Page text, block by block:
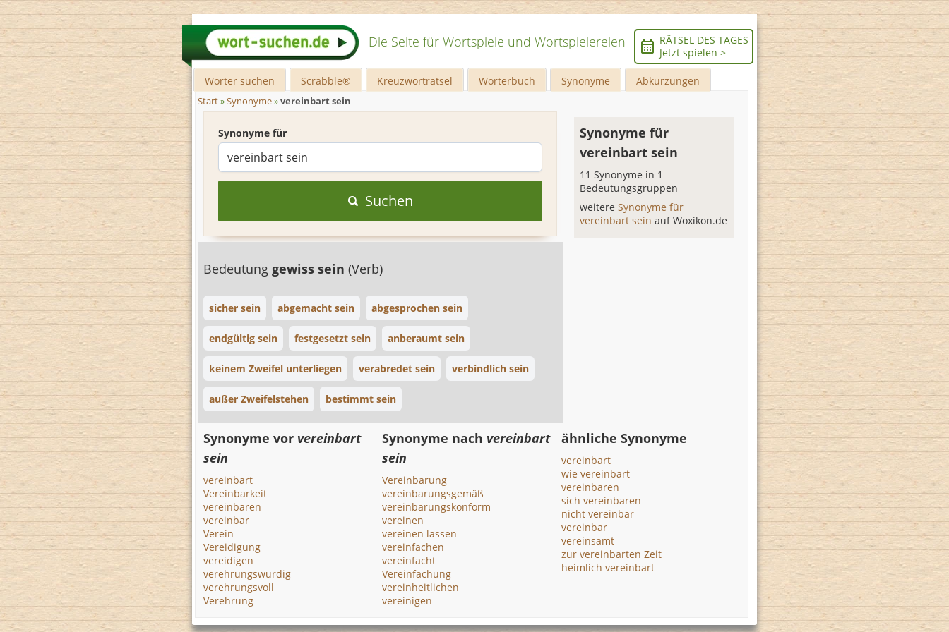
Die Seite für Wortspiele und Wortspielereien
RÄTSEL DES TAGES
Jetzt spielen >
Wörter suchen Scrabble® Kreuzworträtsel Wörterbuch Synonyme Abkürzungen
Start»Synonyme»vereinbart sein
Synonyme für
Suchen
Bedeutung gewiss sein (Verb)
sicher sein abgemacht sein abgesprochen sein
endgültig sein festgesetzt sein anberaumt sein
keinem Zweifel unterliegen verabredet sein verbindlich sein
außer Zweifelstehen bestimmt sein
Synonyme für
vereinbart sein
11 Synonyme in 1
Bedeutungsgruppen
weitereSynonyme für
vereinbart seinauf Woxikon.de
Synonyme vor vereinbart
sein
vereinbart
Vereinbarkeit
vereinbaren
vereinbar
Verein
Vereidigung
vereidigen
verehrungswürdig
verehrungsvoll
Verehrung
Synonyme nach vereinbart
sein
Vereinbarung
vereinbarungsgemäß
vereinbarungskonform
vereinen
vereinen lassen
vereinfachen
vereinfacht
Vereinfachung
vereinheitlichen
vereinigen
ähnliche Synonyme
vereinbart
wie vereinbart
vereinbaren
sich vereinbaren
nicht vereinbar
vereinbar
vereinsamt
zur vereinbarten Zeit
heimlich vereinbart